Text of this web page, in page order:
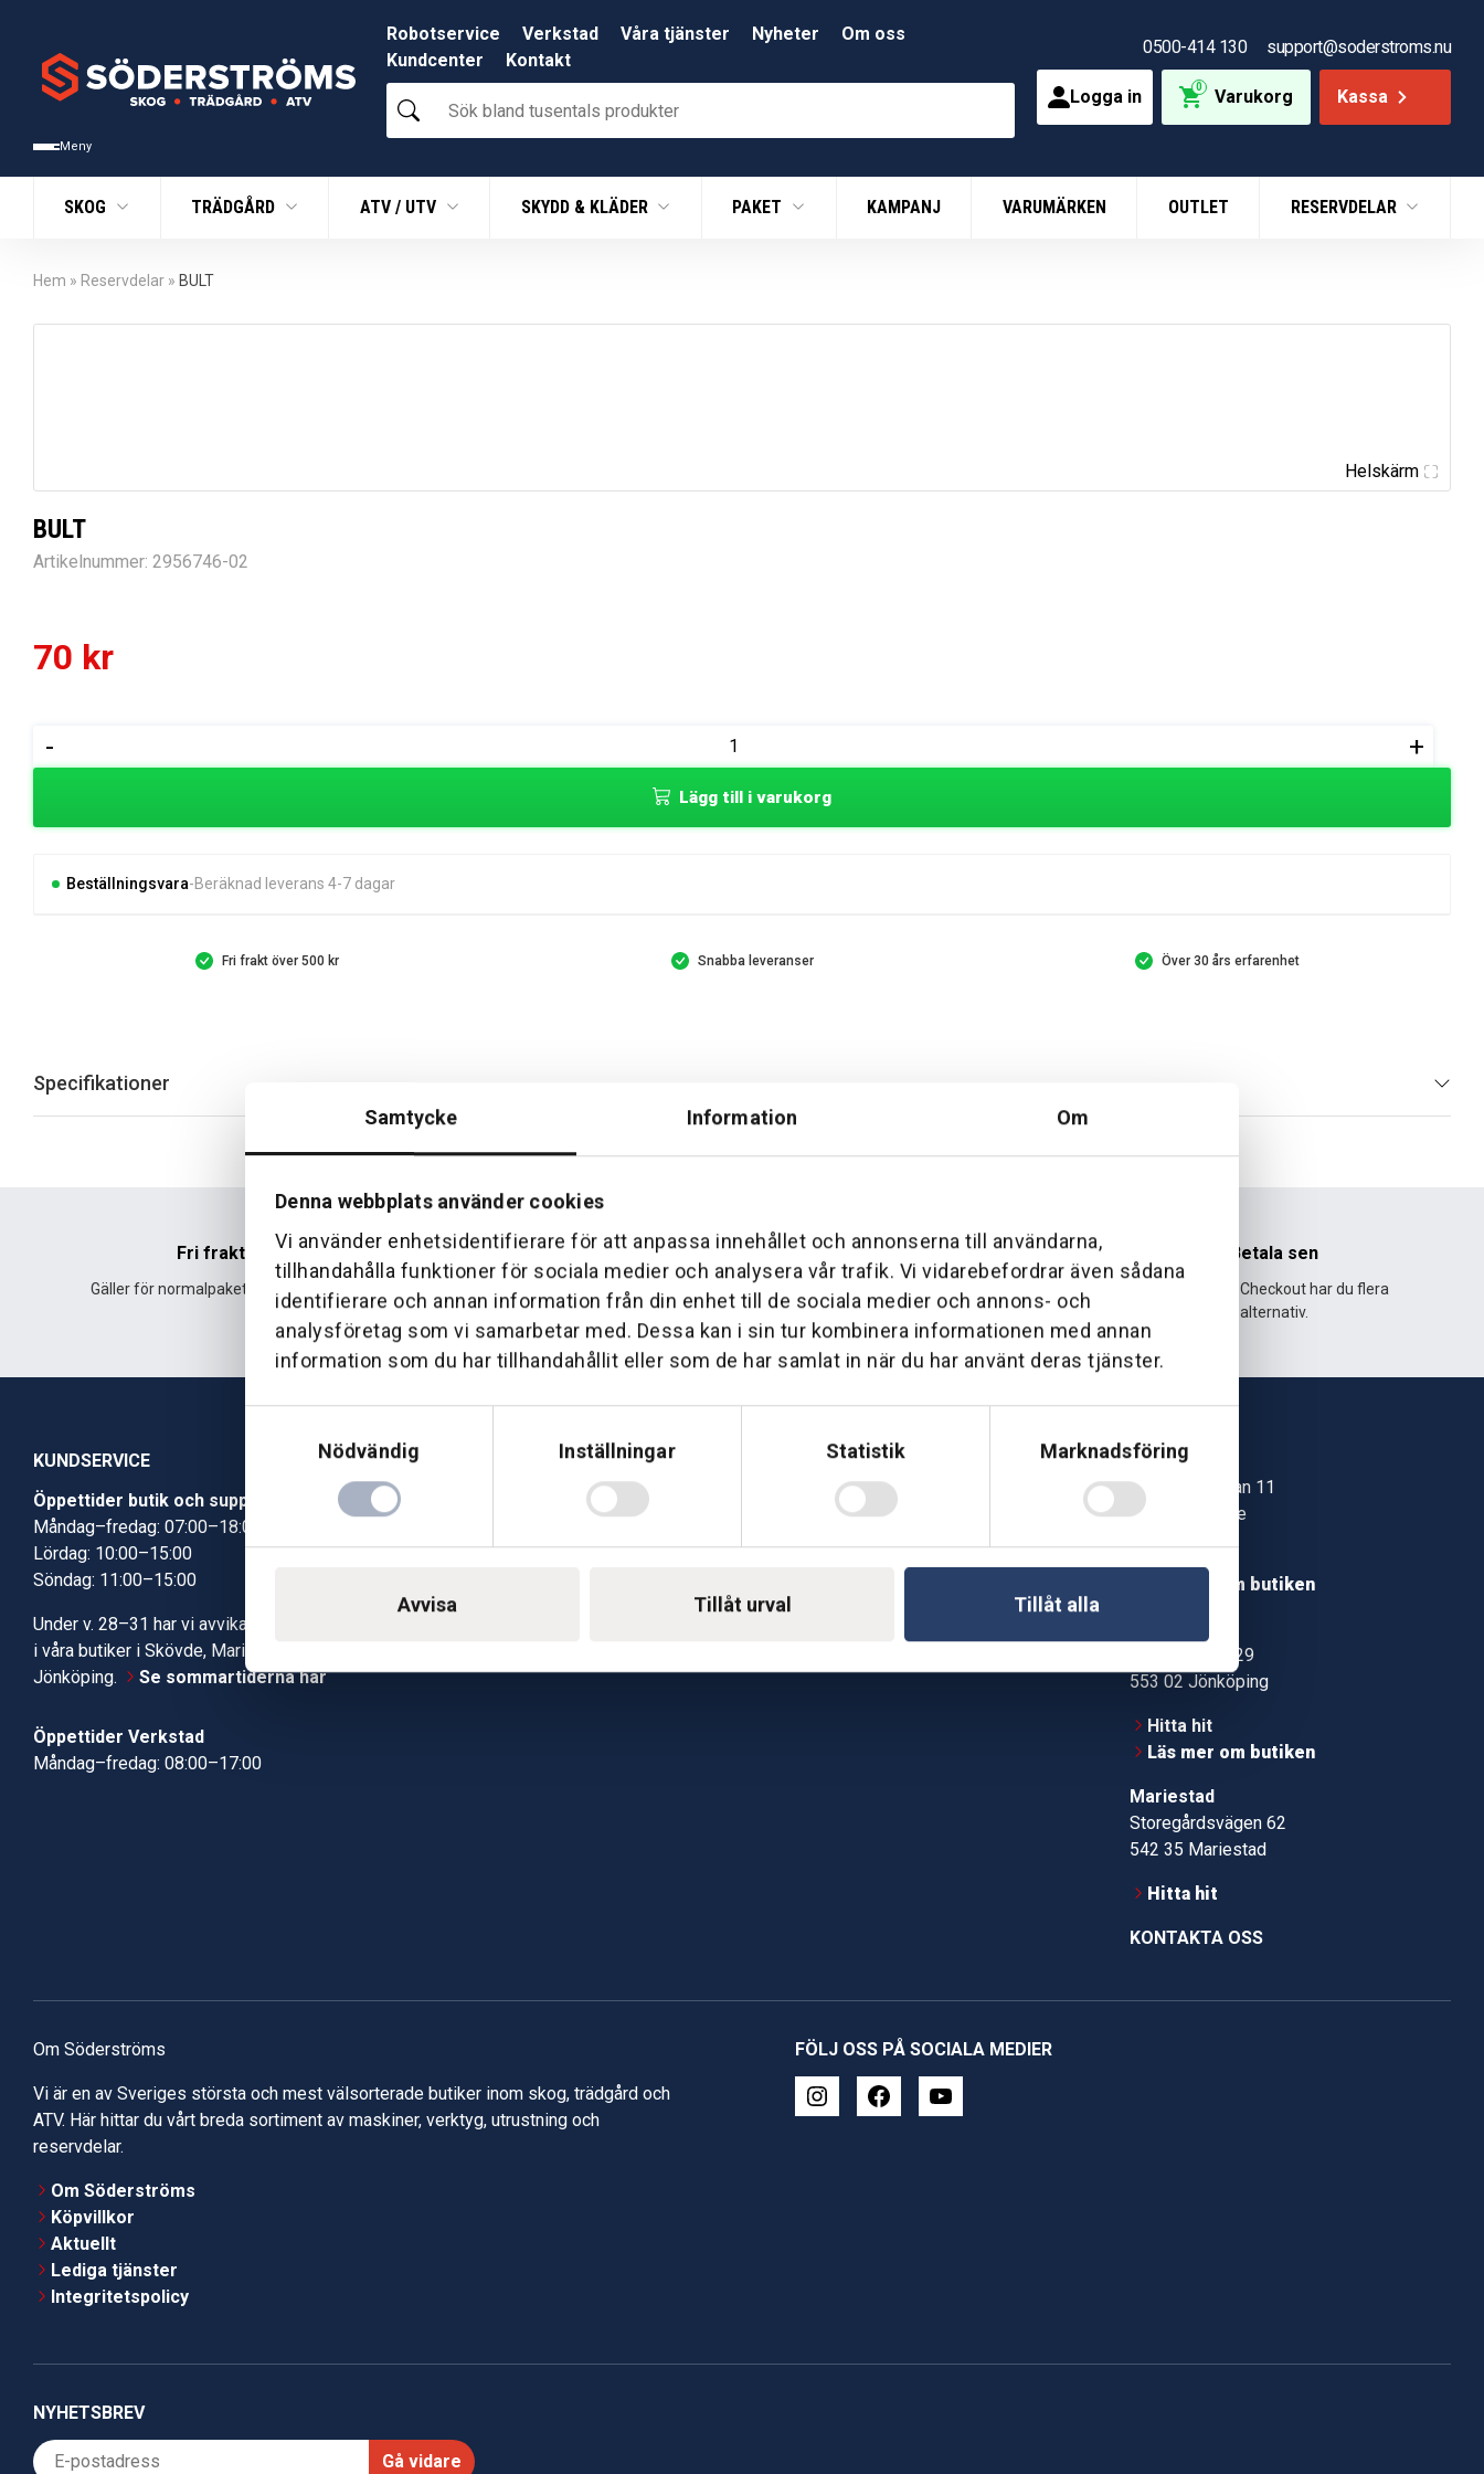
Samtycke Information Om
Denna webbplats använder cookies
Vi använder enhetsidentifierare för att anpassa innehållet och annonserna till användarna,
tillhandahålla funktioner för sociala medier och analysera vår trafik. Vi vidarebefordrar även sådana
identifierare och annan information från din enhet till de sociala medier och annons- och
analysföretag som vi samarbetar med. Dessa kan i sin tur kombinera informationen med annan
information som du har tillhandahållit eller som de har samlat in när du har använt deras tjänster.
Nödvändig
Inställningar Statistik Marknadsföring
Avvisa Tillåt urval Tillåt alla
Meny
Robotservice Verkstad Våra tjänster Nyheter
Om oss
Kundcenter
Kontakt
Sök
bland
produkter
0500-414 130 support@soderstroms.nu
Logga in 0 Varukorg Kassa
SKOG TRÄDGÅRD ATV / UTV SKYDD & KLÄDER PAKET KAMPANJ VARUMÄRKEN OUTLET RESERVDELAR
Hem » Reservdelar » BULT
Helskärm
BULT
Artikelnummer: 2956746-02
70 kr
-
mängd
+
Lägg till i varukorg
Beställningsvara Beräknad leverans 4-7 dagar
Fri frakt över 500 kr Snabba leveranser Över 30 års erfarenhet
Specifikationer
Fri frakt
Gäller för normalpaket över 500 kr.
Hemleverans
Leverans fram till din dörr. Oavsett storlek.
Över 30 års erfarenhet
Företaget startade 1 januari 1995 och har
sedan dess haft en god tillväxt.
Betala sen
Med Klarna Checkout har du flera
alternativ.
KUNDSERVICE
Öppettider butik och support
Måndag–fredag: 07:00–18:00
Lördag: 10:00–15:00
Söndag: 11:00–15:00
Under v. 28–31 har vi avvikande öppettider
i våra butiker i Skövde, Mariestad och
Jönköping.
Se sommartiderna här
Öppettider Verkstad
Måndag–fredag: 08:00–17:00
Butik Skövde
Kundcenter
Boka tid i verkstad
Telefon: 0500-414 130
E-mail: support@soderstroms.nu
Gå till vår företagssupport
Skövde
Jonstorpsgatan 11
549 37 Skövde
Läs mer om butiken
Kämpevägen 29
553 02 Jönköping
Hitta hit
Läs mer om butiken
Mariestad
Storegårdsvägen 62
542 35 Mariestad
Hitta hit
KONTAKTA OSS
Om Söderströms
Vi är en av Sveriges största och mest välsorterade butiker inom skog, trädgård och
ATV. Här hittar du vårt breda sortiment av maskiner, verktyg, utrustning och
reservdelar.
Om Söderströms
Köpvillkor
Aktuellt
Lediga tjänster
Integritetspolicy
FÖLJ OSS PÅ SOCIALA MEDIER
NYHETSBREV
Gå vidare